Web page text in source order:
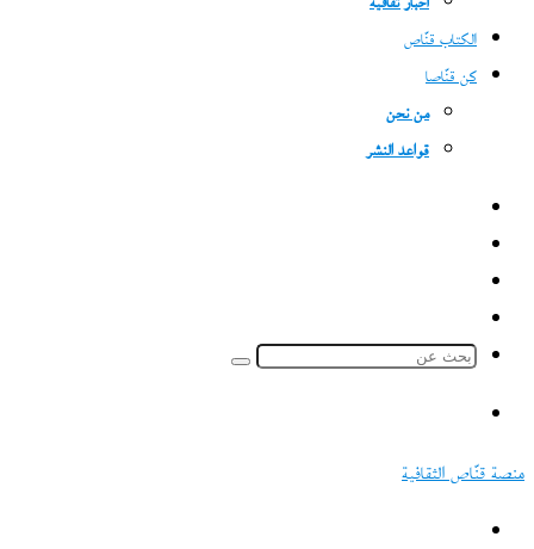
الكتاب قنّاص
كن قنّاصا
من نحن
قواعد النشر
الموقع
منصة قنّاص الثقافية